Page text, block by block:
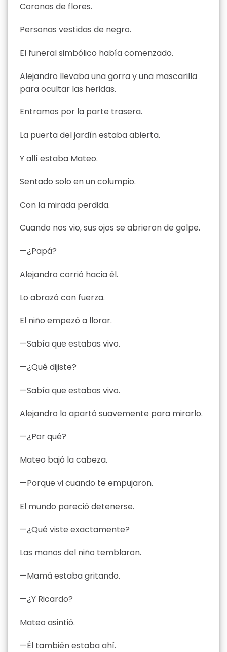
Coronas de flores.
Personas vestidas de negro.
El funeral simbólico había comenzado.
Alejandro llevaba una gorra y una mascarilla
para ocultar las heridas.
Entramos por la parte trasera.
La puerta del jardín estaba abierta.
Y allí estaba Mateo.
Sentado solo en un columpio.
Con la mirada perdida.
Cuando nos vio, sus ojos se abrieron de golpe.
—¿Papá?
Alejandro corrió hacia él.
Lo abrazó con fuerza.
El niño empezó a llorar.
—Sabía que estabas vivo.
—¿Qué dijiste?
—Sabía que estabas vivo.
Alejandro lo apartó suavemente para mirarlo.
—¿Por qué?
Mateo bajó la cabeza.
—Porque vi cuando te empujaron.
El mundo pareció detenerse.
—¿Qué viste exactamente?
Las manos del niño temblaron.
—Mamá estaba gritando.
—¿Y Ricardo?
Mateo asintió.
—Él también estaba ahí.